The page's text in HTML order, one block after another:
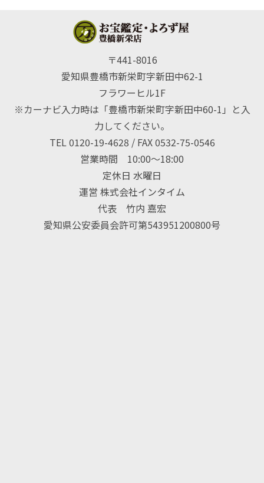
〒441-8016
愛知県豊橋市新栄町字新田中62-1
フラワーヒル1F
※カーナビ入力時は「豊橋市新栄町字新田中60-1」と入
力してください。
TEL 0120-19-4628 / FAX 0532-75-0546
営業時間 10:00〜18:00
定休日 水曜日
運営 株式会社インタイム
代表 竹内 嘉宏
愛知県公安委員会許可第543951200800号